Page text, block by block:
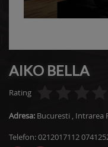
AIKO BELLA
Rating
Adresa: Bucuresti , Intrarea
Telefon: 0212017112